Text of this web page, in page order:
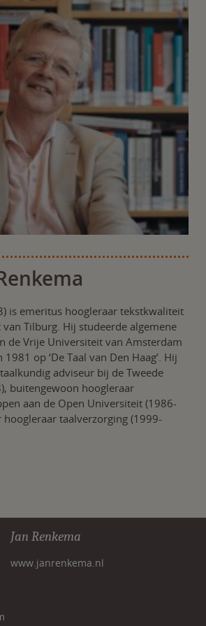
is emeritus hoogleraar tekstkwaliteit
Tilburg. Hij studeerde algemene
de Vrije Universiteit van Amsterdam
op ‘De Taal van Den Haag’. Hij
adviseur bij de Tweede
buitengewoon hoogleraar
aan de Open Universiteit (1986-
taalverzorging (1999-
Jan Renkema
www.janrenkema.nl